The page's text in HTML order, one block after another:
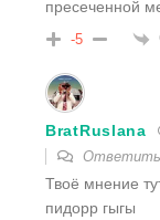
пресеченной
-5
BratRuslana
Твоё мнение
пидорр гыгы